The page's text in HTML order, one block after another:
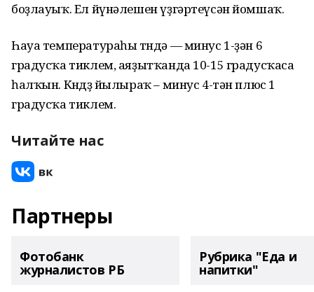
боҙлауыҡ. Ел йүнәлешен үҙгәртеүсән йомшаҡ.
Һауа температураһы төндә — минус 1-ҙән 6
градусҡа тиклем, аяҙытҡанда 10-15 градусҡаса
һалҡын. Көндөҙ йылыраҡ – минус 4-тән плюс 1
градусҡа тиклем.
Читайте нас
Партнеры
Фотобанк
журналистов РБ
Рубрика "Еда и
напитки"